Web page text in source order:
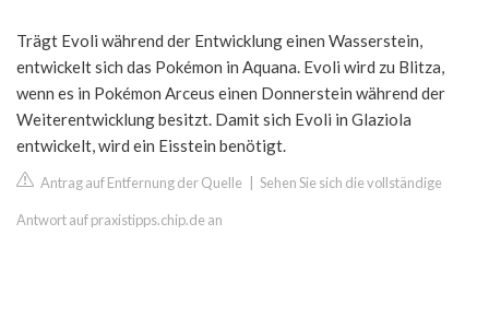
Trägt Evoli während der Entwicklung einen Wasserstein,
entwickelt sich das Pokémon in Aquana. Evoli wird zu Blitza,
wenn es in Pokémon Arceus einen Donnerstein während der
Weiterentwicklung besitzt. Damit sich Evoli in Glaziola
entwickelt, wird ein Eisstein benötigt.
Antrag auf Entfernung der Quelle Sehen Sie sich die vollständige
Antwort auf praxistipps.chip.de an